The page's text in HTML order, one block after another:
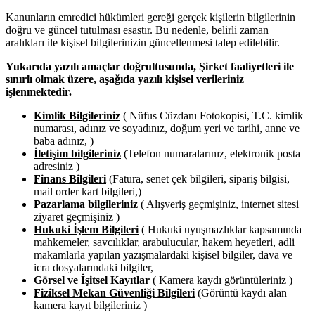
Kanunların emredici hükümleri gereği gerçek kişilerin bilgilerinin
doğru ve güncel tutulması esastır. Bu nedenle, belirli zaman
aralıkları ile kişisel bilgilerinizin güncellenmesi talep edilebilir.
Yukarıda yazılı amaçlar doğrultusunda, Şirket faaliyetleri ile
sınırlı olmak üzere, aşağıda yazılı kişisel verileriniz
işlenmektedir.
Kimlik Bilgileriniz ( Nüfus Cüzdanı Fotokopisi, T.C. kimlik
numarası, adınız ve soyadınız, doğum yeri ve tarihi, anne ve
baba adınız, )
İletişim bilgileriniz (Telefon numaralarınız, elektronik posta
adresiniz )
Finans Bilgileri (Fatura, senet çek bilgileri, sipariş bilgisi,
mail order kart bilgileri,)
Pazarlama bilgileriniz ( Alışveriş geçmişiniz, internet sitesi
ziyaret geçmişiniz )
Hukuki İşlem Bilgileri ( Hukuki uyuşmazlıklar kapsamında
mahkemeler, savcılıklar, arabulucular, hakem heyetleri, adli
makamlarla yapılan yazışmalardaki kişisel bilgiler, dava ve
icra dosyalarındaki bilgiler,
Görsel ve İşitsel Kayıtlar ( Kamera kaydı görüntüleriniz )
Fiziksel Mekan Güvenliği Bilgileri (Görüntü kaydı alan
kamera kayıt bilgileriniz )